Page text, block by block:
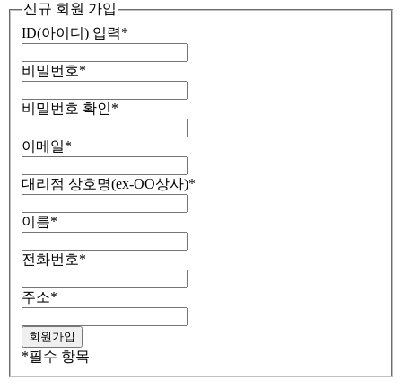
신규 회원 가입
ID(아이디) 입력*
비밀번호*
비밀번호 확인*
이메일*
대리점 상호명(ex-OO상사)*
이름*
전화번호*
주소*
*필수 항목